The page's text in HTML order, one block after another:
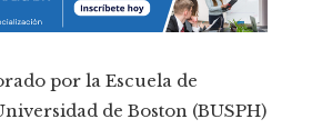
por la Escuela de
de Boston (BUSPH)